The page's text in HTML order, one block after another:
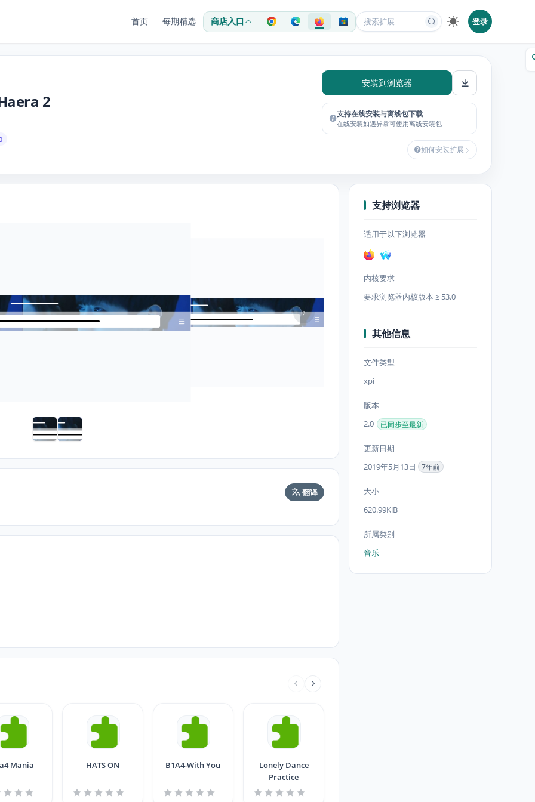
首页 每期精选 商店入口 登录
2
安装到浏览器
支持在线安装与离线包下载
在线安装如遇异常可使用离线安装包
如何安装扩展
翻译
Mania HATS ON B1A4-With You
Lonely Dance
Practice
支持浏览器
适用于以下浏览器
内核要求
要求浏览器内核版本 ≥ 53.0
其他信息
文件类型
xpi
版本
2.0
已同步至最新
更新日期
2019年5月13日
7年前
大小
620.99KiB
所属类别
音乐